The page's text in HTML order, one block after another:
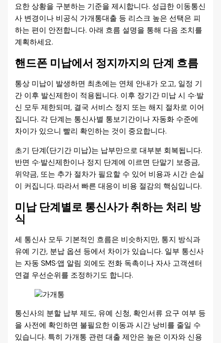
요한 상황을 구분하는 기준을 제시합니다. 성급한 이동통신
사 변경이나 비공식 가개통대출 등 리스크 높은 선택은 피
하는 편이 안전합니다. 아래 흐름 설명을 통해 다음 조치를
계획하세요.
핸드폰 미납에서 정지까지의 단계 흐름
통상 미납이 발생하면 최초에는 연체 안내가 오고, 일정 기
간 이후 발신제한이 적용됩니다. 이후 장기간 미납 시 수·발
신 모두 제한되며, 결국 서비스 정지 또는 해지 절차로 이어
집니다. 각 단계는 통신사별 통보기간이나 자동화 수준에
차이가 있으니 빨리 확인하는 것이 중요합니다.
초기 단계(단기간 미납)는 납부만으로 대부분 회복됩니다.
반면 수·발신제한이나 정지 단계에 이르면 단말기 보증금,
위약금, 또는 추가 절차가 필요할 수 있어 비용과 시간 손실
이 커집니다. 따라서 빠른 대응이 비용 절감의 핵심입니다.
미납 단계별로 통신사가 취하는 처리 방
식
세 통신사 모두 기본적인 흐름은 비슷하지만, 통지 방식과
유예 기간, 분납 옵션 등에서 차이가 있습니다. 일부 통신사
는 자동 SMS·앱 알림 외에도 전화 독촉이나 자사 고객센터
연결 우선순위를 조정하기도 합니다.
통신사의 분할 납부 제도, 유예 신청, 확인서류 요구 여부 등
을 사전에 확인하면 불필요한 이동과 시간 낭비를 줄일 수
있습니다. 특히 가개통 관련 대출 제안은 높은 이자와 신용